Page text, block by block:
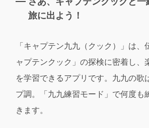
旅に出よう！
「キャプテン九九（クック）」は、
ャプテンクック」の探検に密着し、
を学習できるアプリです。九九の歌
プ調。「九九練習モード」で何度も
きます。